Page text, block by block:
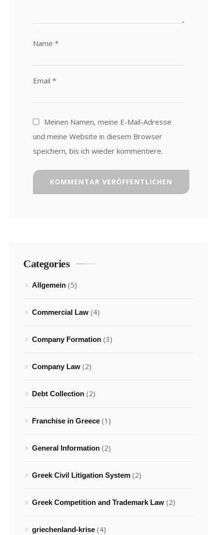
Name *
Email *
Meinen Namen, meine E-Mail-Adresse
und meine Website in diesem Browser
speichern, bis ich wieder kommentiere.
Categories
Allgemein (5)
Commercial Law (4)
Company Formation (3)
Company Law (2)
Debt Collection (2)
Franchise in Greece (1)
General Information (2)
Greek Civil Litigation System (2)
Greek Competition and Trademark Law (2)
griechenland-krise (4)